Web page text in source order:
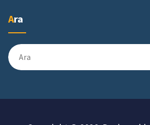
Ara
Ara